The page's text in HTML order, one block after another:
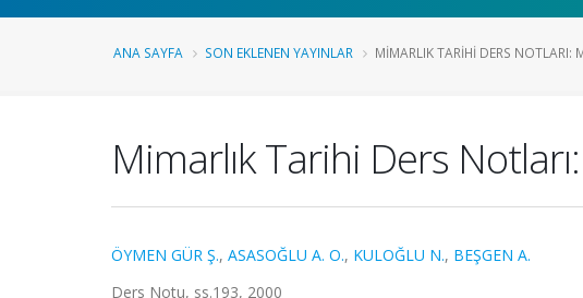
ANA SAYFA SON EKLENEN YAYINLAR MIMARLIK TARIHI DERS NOTLARI:
Mimarlık Tarihi Ders
ÖYMEN GÜR Ş., ASASOĞLU A. O., KULOĞLU N., BEŞGEN A.
Ders Notu, ss.193, 2000